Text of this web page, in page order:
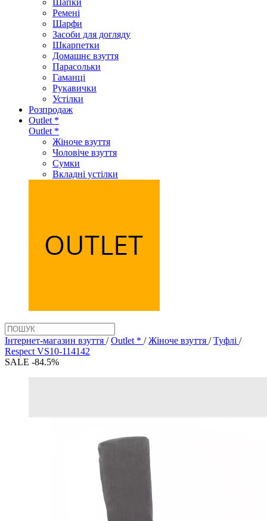
Шапки
Ремені
Шарфи
Засоби для догляду
Шкарпетки
Домашнє взуття
Парасольки
Гаманці
Рукавички
Устілки
Розпродаж
Outlet *
Outlet *
Жіноче взуття
Чоловіче взуття
Сумки
Вкладні устілки
Інтернет-магазин взуття / Outlet * / Жіноче взуття / Туфлі /
Respect VS10-114142
SALE -84.5%